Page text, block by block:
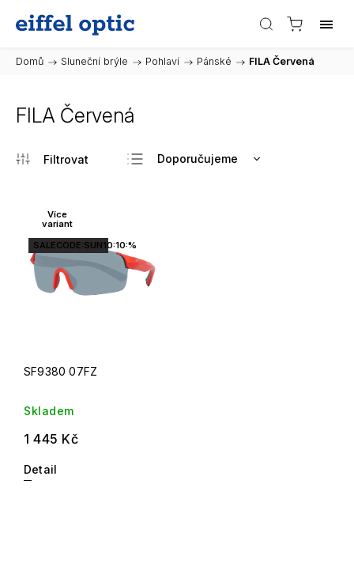
Domů / Sluneční brýle / Pohlaví / Pánské / FILA Červená
FILA Červená
Doporučujeme
Více
variant
SALECODE:SUN10:10:%
SF9380 07FZ
Skladem
1 445 Kč
Detail